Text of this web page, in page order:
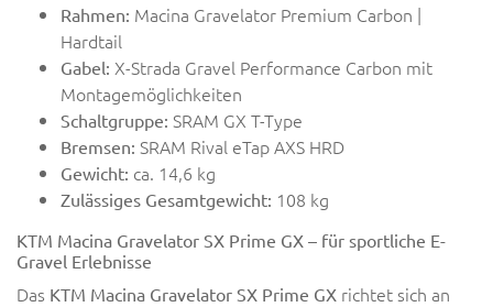
Rahmen: Macina Gravelator Premium Carbon |
Hardtail
Gabel: X-Strada Gravel Performance Carbon mit
Montagemöglichkeiten
Schaltgruppe: SRAM GX T-Type
Bremsen: SRAM Rival eTap AXS HRD
Gewicht: ca. 14,6 kg
Zulässiges Gesamtgewicht: 108 kg
KTM Macina Gravelator SX Prime GX – für sportliche E-
Gravel Erlebnisse
Das KTM Macina Gravelator SX Prime GX richtet sich an